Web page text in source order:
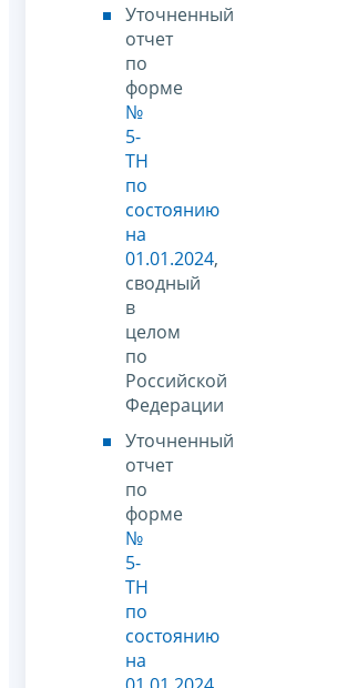
Уточненный
отчет
по
форме
№
5-
ТН
по
состоянию
на
01.01.2024,
сводный
в
целом
по
Российской
Федерации
Уточненный
отчет
по
форме
№
5-
ТН
по
состоянию
на